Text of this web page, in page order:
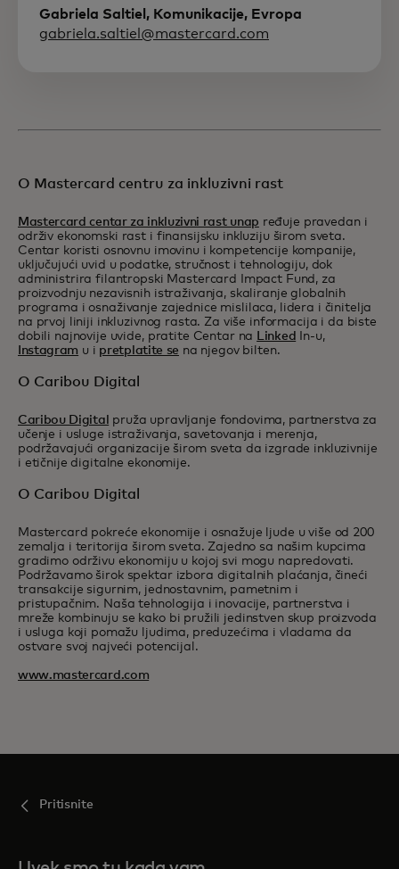
Gabriela Saltiel, Komunikacije, Evropa
gabriela.saltiel@mastercard.com
O Mastercard centru za inkluzivni rast
Mastercard centar za inkluzivni rast unap ređuje pravedan i
održiv ekonomski rast i finansijsku inkluziju širom sveta.
Centar koristi osnovnu imovinu i kompetencije kompanije,
uključujući uvid u podatke, stručnost i tehnologiju, dok
administrira filantropski Mastercard Impact Fund, za
proizvodnju nezavisnih istraživanja, skaliranje globalnih
programa i osnaživanje zajednice mislilaca, lidera i činitelja
na prvoj liniji inkluzivnog rasta. Za više informacija i da biste
dobili najnovije uvide, pratite Centar na
Linked
In-u,
Instagram u i pretplatite se na njegov bilten.
O Caribou Digital
Caribou Digital
pruža upravljanje fondovima, partnerstva za
učenje i usluge istraživanja, savetovanja i merenja,
podržavajući organizacije širom sveta da izgrade inkluzivnije
i etičnije digitalne ekonomije.
O Caribou Digital
Mastercard pokreće ekonomije i osnažuje ljude u više od 200
zemalja i teritorija širom sveta. Zajedno sa našim kupcima
gradimo održivu ekonomiju u kojoj svi mogu napredovati.
Podržavamo širok spektar izbora digitalnih plaćanja, čineći
transakcije sigurnim, jednostavnim, pametnim i
pristupačnim. Naša tehnologija i inovacije, partnerstva i
mreže kombinuju se kako bi pružili jedinstven skup proizvoda
i usluga koji pomažu ljudima, preduzećima i vladama da
ostvare svoj najveći potencijal.
www.mastercard.com
Pritisnite